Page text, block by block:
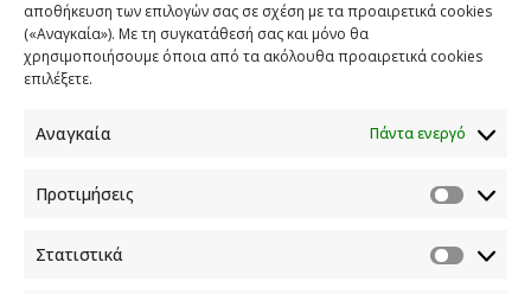
αποθήκευση των επιλογών σας σε σχέση με τα προαιρετικά cookies
(«Αναγκαία»). Με τη συγκατάθεσή σας και μόνο θα
χρησιμοποιήσουμε όποια από τα ακόλουθα προαιρετικά cookies
επιλέξετε.
Αναγκαία Πάντα ενεργό
Προτιμήσεις
Στατιστικά